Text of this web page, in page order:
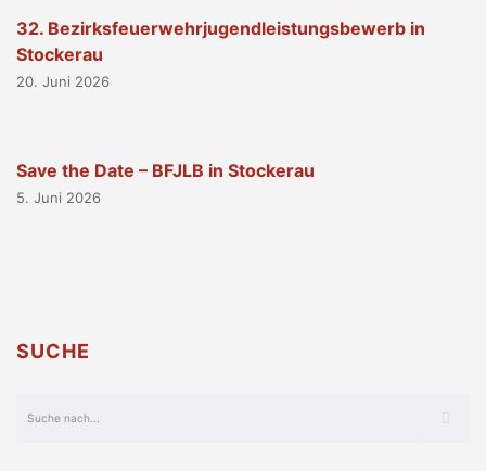
32. Bezirksfeuerwehrjugendleistungsbewerb in
Stockerau
20. Juni 2026
Save the Date – BFJLB in Stockerau
5. Juni 2026
SUCHE